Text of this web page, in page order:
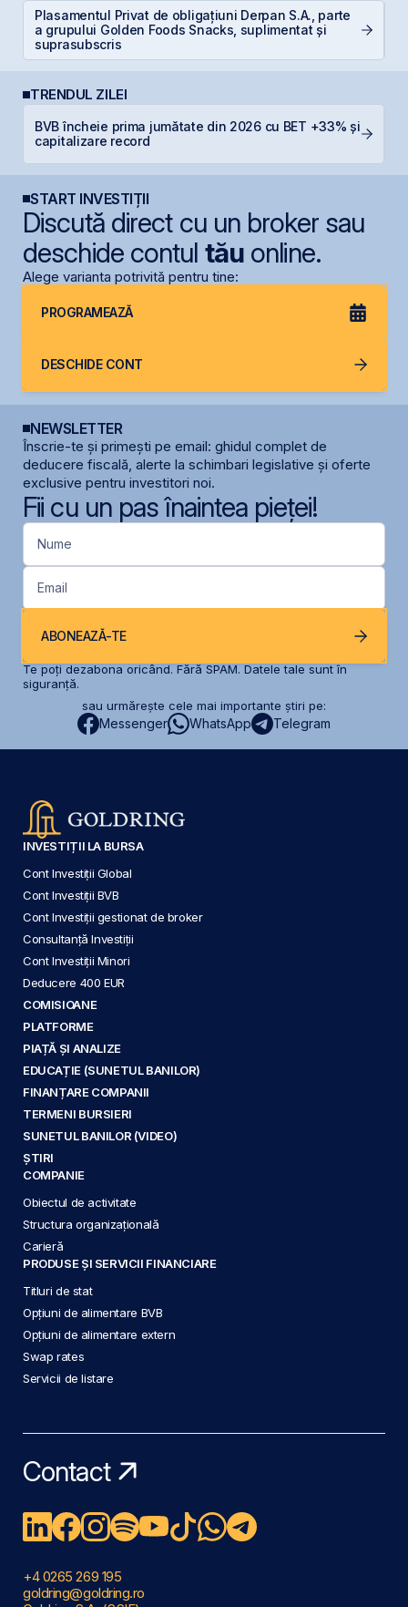
Plasamentul Privat de obligațiuni Derpan S.A., parte
a grupului Golden Foods Snacks, suplimentat și
suprasubscris
TRENDUL ZILEI
BVB încheie prima jumătate din 2026 cu BET +33% și
capitalizare record
START INVESTIȚII
Discută direct cu un broker sau
deschide contul tăuonline.
Alege varianta potrivită pentru tine:
PROGRAMEAZĂ
DESCHIDE CONT
NEWSLETTER
Înscrie-te și primești pe email: ghidul complet de
deducere fiscală, alerte la schimbari legislative și oferte
exclusive pentru investitori noi.
Fii cu un pas înaintea pieței!
Nume
Email
ABONEAZĂ-TE
Te poți dezabona oricând. Fără SPAM. Datele tale sunt în
siguranță.
sau urmărește cele mai importante știri pe:
Messenger WhatsApp Telegram
INVESTIȚII LA BURSA
Cont Investiții Global
Cont Investiții BVB
Cont Investiții gestionat de broker
Consultanță Investiții
Cont Investiții Minori
Deducere 400 EUR
COMISIOANE
PLATFORME
PIAȚĂ ȘI ANALIZE
EDUCAȚIE (SUNETUL BANILOR)
FINANȚARE COMPANII
TERMENI BURSIERI
SUNETUL BANILOR (VIDEO)
ȘTIRI
COMPANIE
Obiectul de activitate
Structura organizațională
Carieră
PRODUSE ȘI SERVICII FINANCIARE
Titluri de stat
Opțiuni de alimentare BVB
Opțiuni de alimentare extern
Swap rates
Servicii de listare
Contact
+4 0265 269 195
goldring@goldring.ro